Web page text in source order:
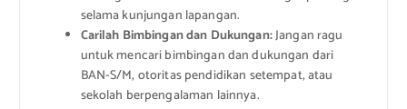
selama kunjungan lapangan.
Carilah Bimbingan dan Dukungan:Jangan ragu
untuk mencari bimbingan dan dukungan dari
BAN-S/M, otoritas pendidikan setempat, atau
sekolah berpengalaman lainnya.